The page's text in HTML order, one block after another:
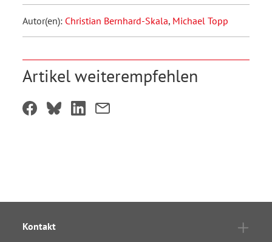
Autor(en): Christian Bernhard-Skala, Michael Topp
Artikel weiterempfehlen
Kontakt